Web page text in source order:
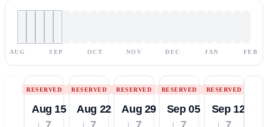
AUG SEP OCT NOV DEC JAN FEB
RESERVED
Aug 15
↓ 7
RESERVED
Aug 22
↓ 7
RESERVED
Aug 29
↓ 7
RESERVED
Sep 05
↓ 7
RESERVED
Sep 12
↓ 7